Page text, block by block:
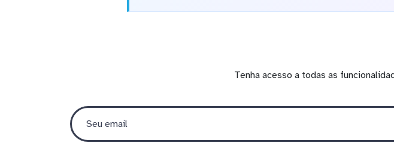
Tenha acesso a todas as